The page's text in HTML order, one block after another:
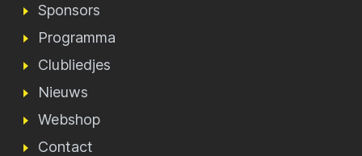
Sponsors
Programma
Clubliedjes
Nieuws
Webshop
Contact